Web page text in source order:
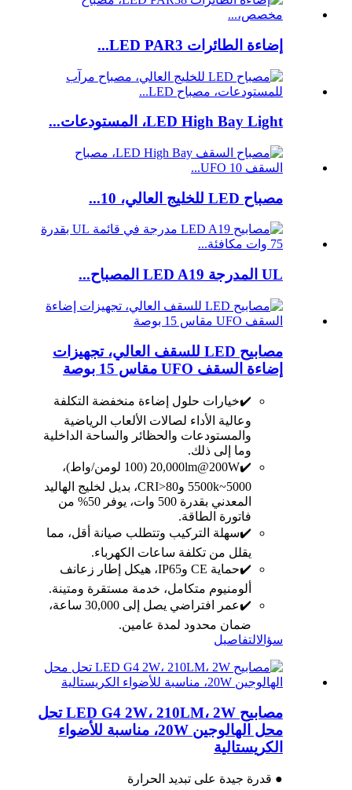
إضاءة الطائرات LED PAR3...
LED High Bay Light، المستودعات...
مصباح LED للخليج العالي، 10...
UL المدرجة LED A19 المصباح...
مصابيح LED للسقف العالي، تجهيزات
إضاءة السقف UFO مقاس 15 بوصة
✔️خيارات حلول إضاءة منخفضة التكلفة
وعالية الأداء لصالات الألعاب الرياضية
والمستودعات والحظائر والساحة الداخلية
وما إلى ذلك.
✔️20,000lm@200W (100 لومن/واط)،
5000~5500k وCRI>80، بديل لخليج الهاليد
المعدني بقدرة 500 وات، يوفر 50% من
فاتورة الطاقة.
✔️سهلة التركيب وتتطلب صيانة أقل، مما
يقلل من تكلفة ساعات الكهرباء.
✔️حماية CE وIP65، هيكل إطار زعانف
ألومنيوم متكامل، خدمة مستقرة ومتينة.
✔️عمر افتراضي يصل إلى 30,000 ساعة،
ضمان محدود لمدة عامين.
سؤالالتفاصيل
مصابيح LED G4 2W، 210LM، 2W تحل
محل الهالوجين 20W، مناسبة للأضواء
الكريستالية
● قدرة جيدة على تبديد الحرارة